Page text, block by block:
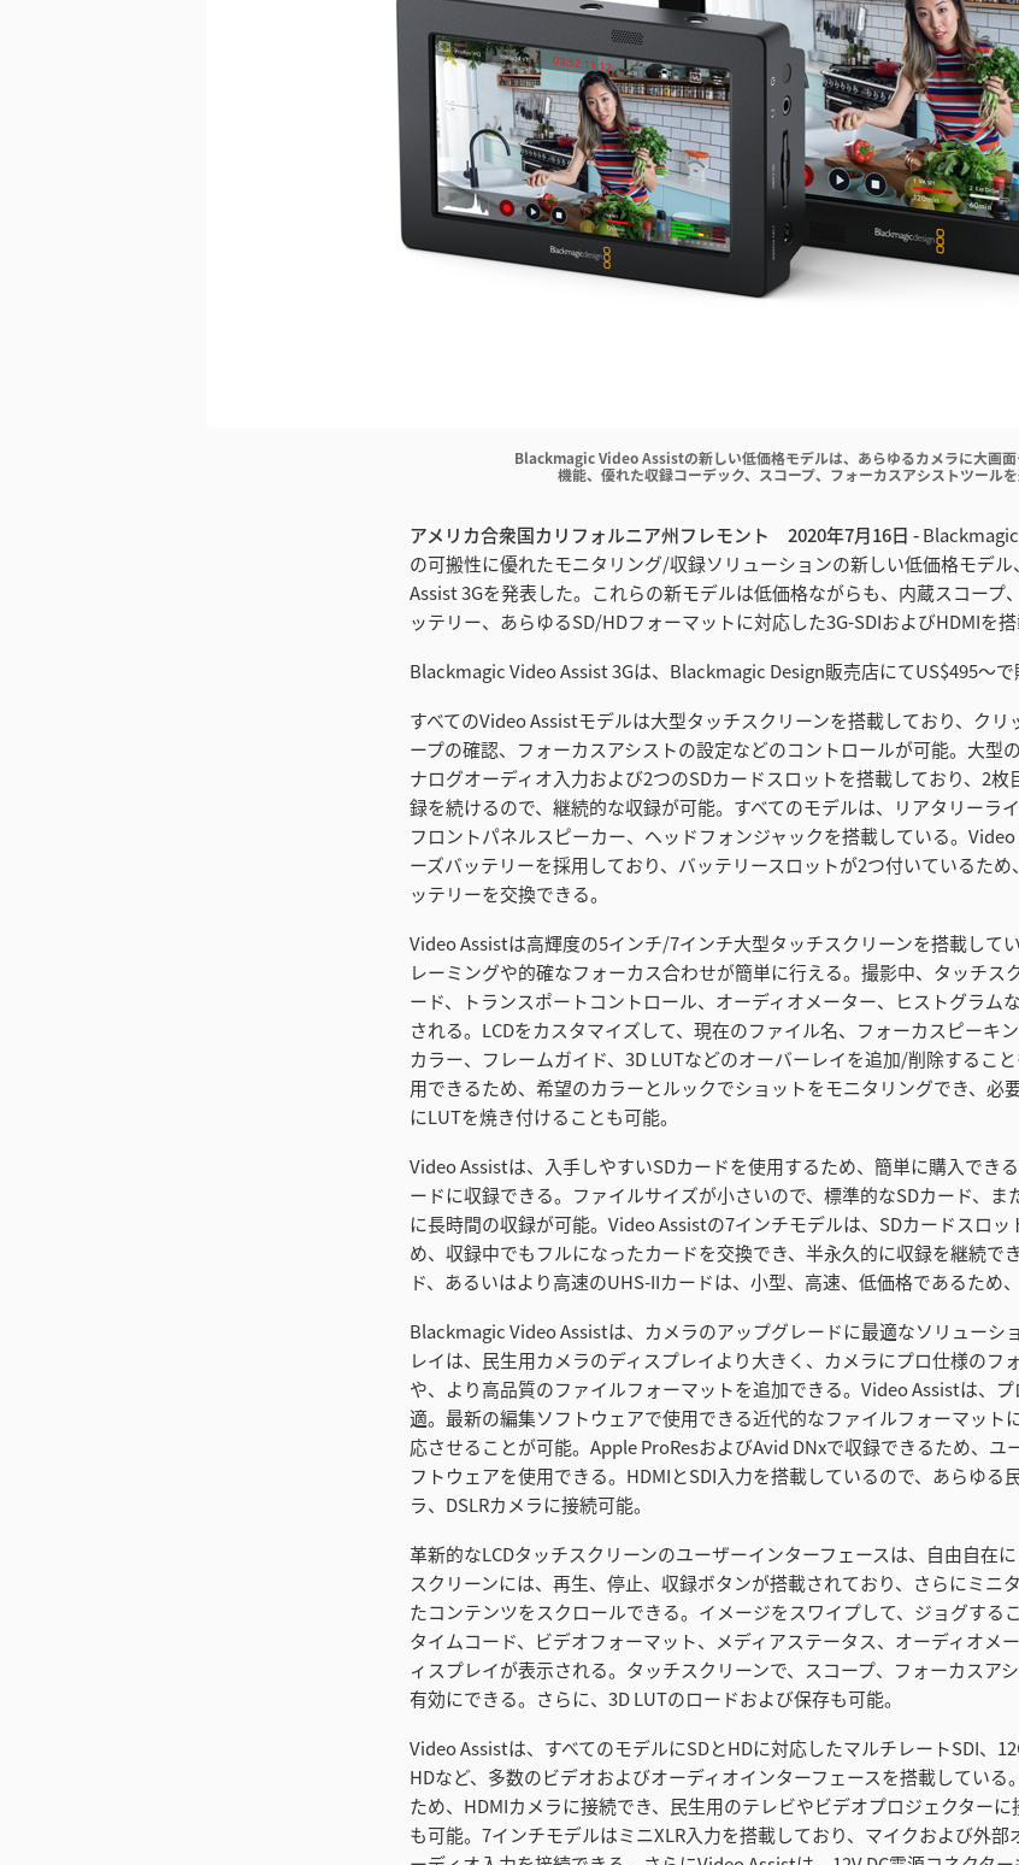
Blackmagic Video Assistの新しい低価格モデルは、あらゆるカメラに大画
機能、優れた収録コーデック、スコープ、フォーカスアシストツールを
アメリカ合衆国カリフォルニア州フレモント 2020年7月16日 -
の可搬性に優れたモニタリング/収録ソリューションの新しい低価格モデ
Assist 3Gを発表した。これらの新モデルは低価格ながらも、内蔵スコープ
ッテリー、あらゆるSD/HDフォーマットに対応した3G-SDIおよびHDMIを搭
Blackmagic Video Assist 3Gは、Blackmagic Design販売店にてUS$495〜で
すべてのVideo Assistモデルは大型タッチスクリーンを搭載しており、ク
ープの確認、フォーカスアシストの設定などのコントロールが可能。大型
ナログオーディオ入力および2つのSDカードスロットを搭載しており、2枚
録を続けるので、継続的な収録が可能。すべてのモデルは、リアタリーラ
フロントパネルスピーカー、ヘッドフォンジャックを搭載している。
ーズバッテリーを採用しており、バッテリースロットが2つ付いているた
ッテリーを交換できる。
Video Assistは高輝度の5インチ/7インチ大型タッチスクリーンを搭載して
レーミングや的確なフォーカス合わせが簡単に行える。撮影中、タッチス
ード、トランスポートコントロール、オーディオメーター、ヒストグラム
される。LCDをカスタマイズして、現在のファイル名、フォーカスピーキ
カラー、フレームガイド、3D LUTなどのオーバーレイを追加/削除するこ
用できるため、希望のカラーとルックでショットをモニタリングでき、必
にLUTを焼き付けることも可能。
Video Assistは、入手しやすいSDカードを使用するため、簡単に購入でき
ードに収録できる。ファイルサイズが小さいので、標準的なSDカード、ま
に長時間の収録が可能。Video Assistの7インチモデルは、SDカードスロッ
め、収録中でもフルになったカードを交換でき、半永久的に収録を継続で
ド、あるいはより高速のUHS-IIカードは、小型、高速、低価格であるため、
Blackmagic Video Assistは、カメラのアップグレードに最適なソリューシ
レイは、民生用カメラのディスプレイより大きく、カメラにプロ仕様のフ
や、より高品質のファイルフォーマットを追加できる。Video Assistは、
適。最新の編集ソフトウェアで使用できる近代的なファイルフォーマット
応させることが可能。Apple ProResおよびAvid DNxで収録できるため、ユ
フトウェアを使用できる。HDMIとSDI入力を搭載しているので、あらゆる
ラ、DSLRカメラに接続可能。
革新的なLCDタッチスクリーンのユーザーインターフェースは、自由自在に
スクリーンには、再生、停止、収録ボタンが搭載されており、さらにミニ
たコンテンツをスクロールできる。イメージをスワイプして、ジョグする
タイムコード、ビデオフォーマット、メディアステータス、オーディオメ
ィスプレイが表示される。タッチスクリーンで、スコープ、フォーカスア
有効にできる。さらに、3D LUTのロードおよび保存も可能。
Video Assistは、すべてのモデルにSDとHDに対応したマルチレートSDI、
HDなど、多数のビデオおよびオーディオインターフェースを搭載している
ため、HDMIカメラに接続でき、民生用のテレビやビデオプロジェクター
も可能。7インチモデルはミニXLR入力を搭載しており、マイクおよび外部